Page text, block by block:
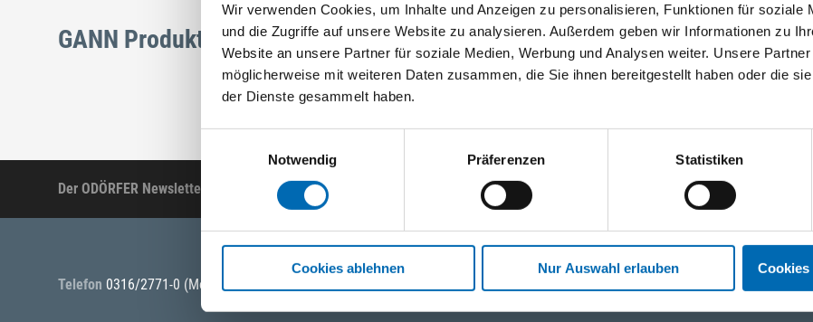
Wir verwenden Cookies, um Inhalte und Anzeigen zu personalisieren, Funktionen für soziale
und die Zugriffe auf unsere Website zu analysieren. Außerdem geben wir Informationen zu
Website an unsere Partner für soziale Medien, Werbung und Analysen weiter. Unsere
möglicherweise mit weiteren Daten zusammen, die Sie ihnen bereitgestellt haben oder die
der Dienste gesammelt haben.
Notwendig
Präferenzen Statistiken
Cookies ablehnen Nur Auswahl erlauben Cookies
GANN Produkte
Der ODÖRFER Newsletter Produktneuheiten, Aktionen und Anwendungen. Bleiben Sie über Ihre Themen informiert!
Telefon 0316/2771-0 (Mo - Do: 07:30 - 17:00 Uhr Fr: 07:30 - 13:00 Uhr) +43 (0)676 827 755